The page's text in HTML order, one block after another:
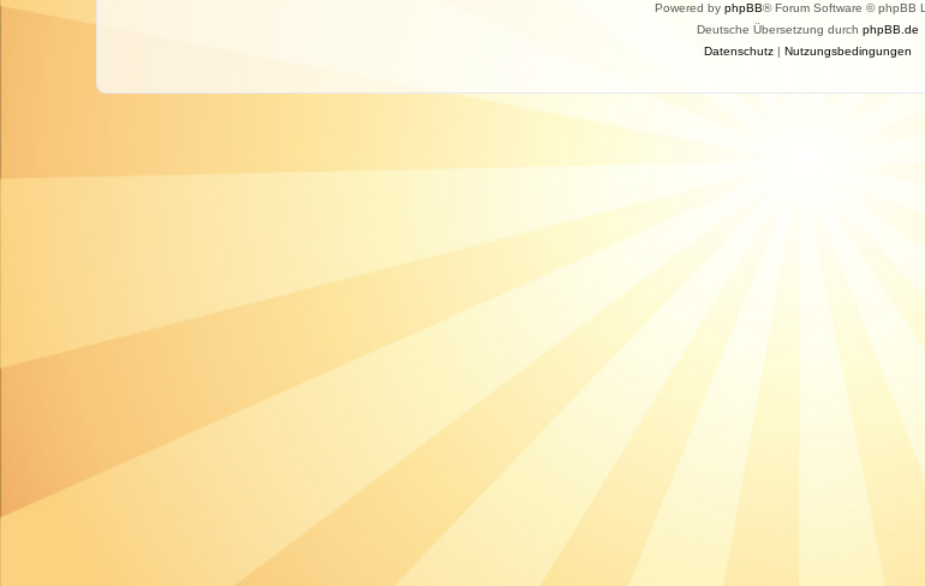
Powered by phpBB® Forum Software © phpBB
Deutsche Übersetzung durch phpBB.de
Datenschutz| Nutzungsbedingungen